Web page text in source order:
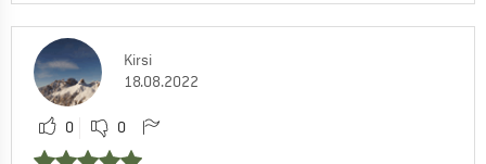
Kirsi
18.08.2022
0 0